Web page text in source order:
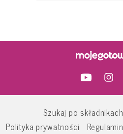
Szukaj po składnikach
Polityka prywatności
Regulamin